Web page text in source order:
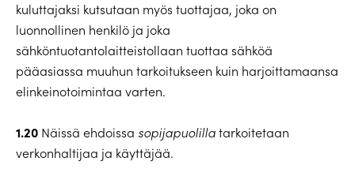
kuluttajaksi kutsutaan myös tuottajaa, joka on
luonnollinen henkilö ja joka
sähköntuotantolaitteistollaan tuottaa sähköä
pääasiassa muuhun tarkoitukseen kuin harjoittamaansa
elinkeinotoimintaa varten.
1.20 Näissä ehdoissa sopijapuolillatarkoitetaan
verkonhaltijaa ja käyttäjää.